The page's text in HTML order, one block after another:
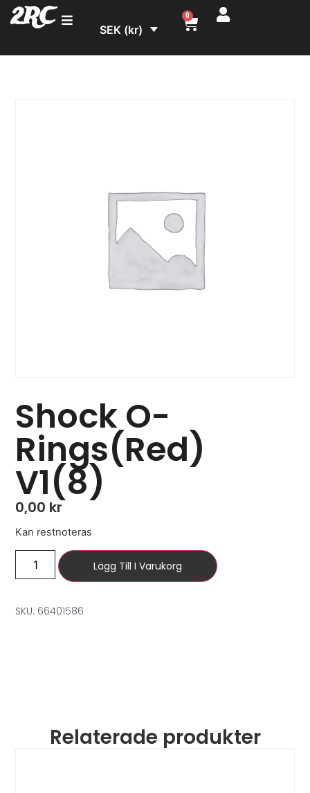
2RC SEK (kr)
0
Shock O-
Rings(Red)
V1(8)
0,00 kr
Kan restnoteras
Lägg Till I Varukorg
SKU: 66401586
Relaterade produkter